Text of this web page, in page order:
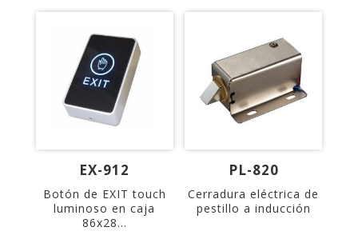
EX-912
Botón de EXIT touch
luminoso en caja
86x28...
PL-820
Cerradura eléctrica de
pestillo a inducción